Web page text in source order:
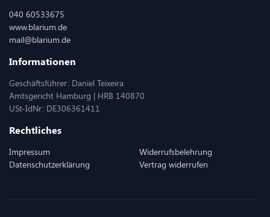
040 60533675
www.blarium.de
mail@blarium.de
Informationen
Geschäftsführer: Daniel Teixeira
Amtsgericht Hamburg | HRB 140870
USt-IdNr: DE306361411
Rechtliches
Impressum
Datenschutzerklärung
Widerrufsbelehrung
Vertrag widerrufen